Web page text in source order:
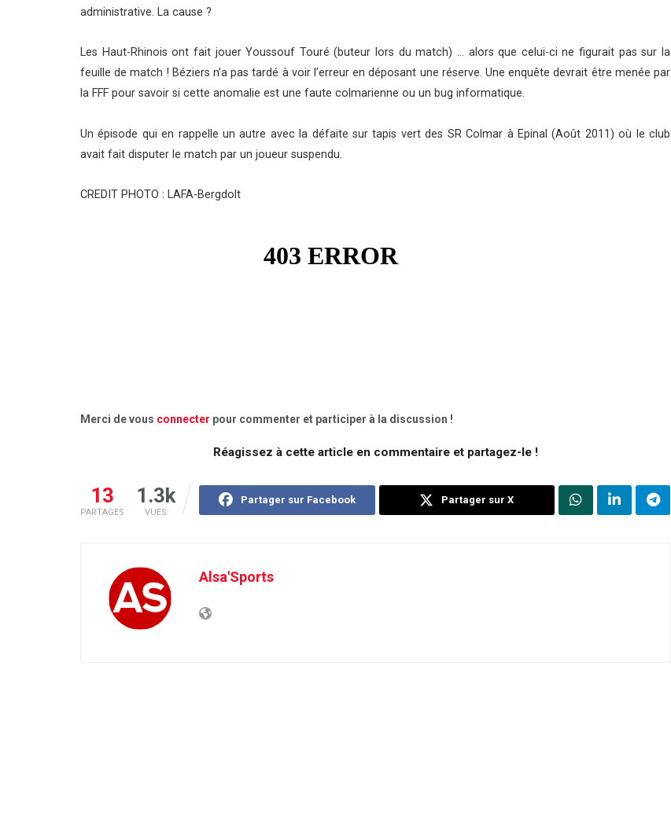
administrative. La cause ?
Les Haut-Rhinois ont fait jouer Youssouf Touré (buteur lors du match) … alors que celui-ci ne figurait pas sur la
feuille de match ! Béziers n’a pas tardé à voir l’erreur en déposant une réserve. Une enquête devrait être menée par
la FFF pour savoir si cette anomalie est une faute colmarienne ou un bug informatique.
Un épisode qui en rappelle un autre avec la défaite sur tapis vert des SR Colmar à Epinal (Août 2011) où le club
avait fait disputer le match par un joueur suspendu.
CREDIT PHOTO : LAFA-Bergdolt
Merci de vous connecter pour commenter et participer à la discussion !
Réagissez à cette article en commentaire et partagez-le !
13
PARTAGES
1.3k
VUES
Partager sur Facebook Partager sur X
Alsa'Sports